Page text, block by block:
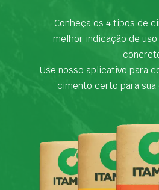
Conheça os 4 tipos de
melhor indicação de uso
Use nosso aplicativo para
cimento certo para